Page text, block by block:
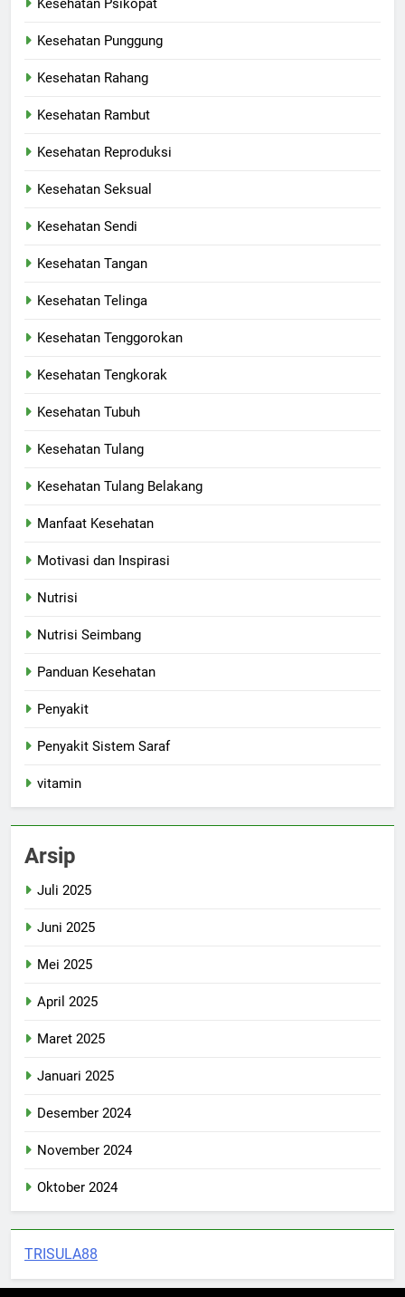
Kesehatan Psikopat
Kesehatan Punggung
Kesehatan Rahang
Kesehatan Rambut
Kesehatan Reproduksi
Kesehatan Seksual
Kesehatan Sendi
Kesehatan Tangan
Kesehatan Telinga
Kesehatan Tenggorokan
Kesehatan Tengkorak
Kesehatan Tubuh
Kesehatan Tulang
Kesehatan Tulang Belakang
Manfaat Kesehatan
Motivasi dan Inspirasi
Nutrisi
Nutrisi Seimbang
Panduan Kesehatan
Penyakit
Penyakit Sistem Saraf
vitamin
Arsip
Juli 2025
Juni 2025
Mei 2025
April 2025
Maret 2025
Januari 2025
Desember 2024
November 2024
Oktober 2024
TRISULA88